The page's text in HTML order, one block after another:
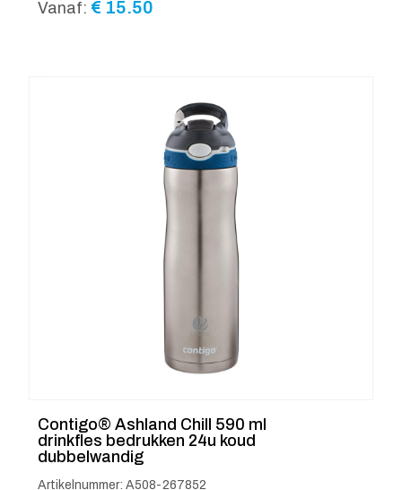
Vanaf: € 15.50
Contigo® Ashland Chill 590 ml
drinkfles bedrukken 24u koud
dubbelwandig
Artikelnummer: A508-267852